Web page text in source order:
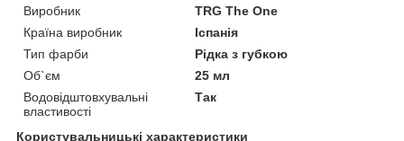
Виробник
TRG The One
Країна виробник
Іспанія
Тип фарби
Рідка з губкою
Об`єм
25 мл
Водовідштовхувальні
властивості
Так
Користувальницькі характеристики